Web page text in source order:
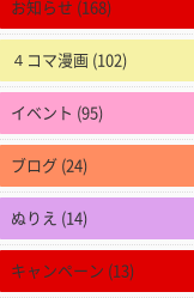
お知らせ (168)
４コマ漫画 (102)
イベント (95)
ブログ (24)
ぬりえ (14)
キャンペーン (13)